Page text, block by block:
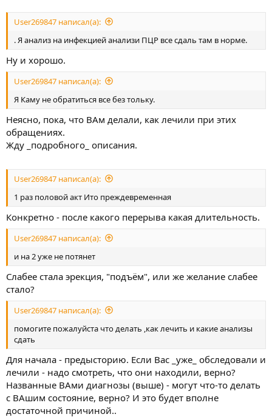
User269847 написал(а):
. Я анализ на инфекцией анализи ПЦР все сдаль там в норме.
Ну и хорошо.
User269847 написал(а):
Я Каму не обратиться все без тольку.
Неясно, пока, что ВАм делали, как лечили при этих
обращениях.
Жду _подробного_ описания.
User269847 написал(а):
1 раз половой акт Ито преждевременная
Конкретно - после какого перерыва какая длительность.
User269847 написал(а):
и на 2 уже не потянет
Слабее стала эрекция, "подъём", или же желание слабее
стало?
User269847 написал(а):
помогите пожалуйста что делать ,как лечить и какие анализы
сдать
Для начала - предысторию. Если Вас _уже_ обследовали и
лечили - надо смотреть, что они находили, верно?
Названные ВАми диагнозы (выше) - могут что-то делать
с ВАшим состояние, верно? И это будет вполне
достаточной причиной..